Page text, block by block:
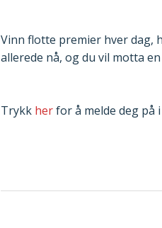
Vinn flotte premier hver dag,
allerede nå, og du vil motta
Trykk herfor å melde deg på i